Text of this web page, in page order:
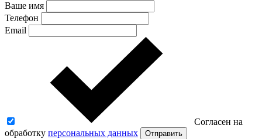
Ваше имя
Телефон
Email
Согласен на
обработку персональных данных Отправить